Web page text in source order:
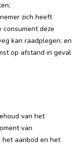
zich heeft
deze
kan raadplegen; en
op afstand in geval
van het
van
het aanbod en het